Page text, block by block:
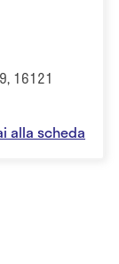
16121
alla scheda